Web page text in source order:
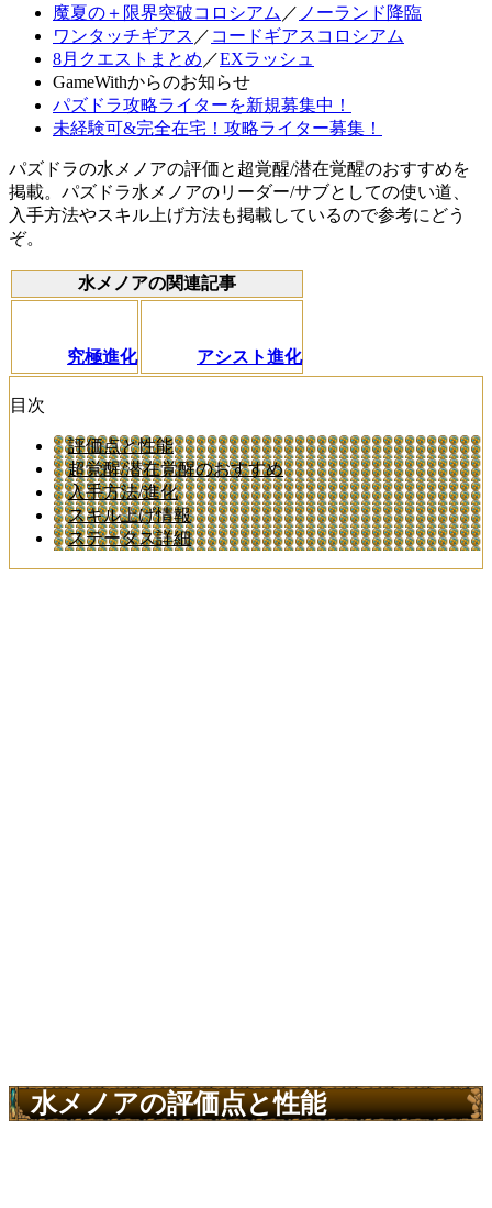
魔夏の＋限界突破コロシアム ／ ノーランド降臨
ワンタッチギアス ／ コードギアスコロシアム
8月クエストまとめ ／EXラッシュ
GameWithからのお知らせ
パズドラ攻略ライターを新規募集中！
未経験可&完全在宅！攻略ライター募集！
パズドラの水メノアの評価と超覚醒/潜在覚醒のおすすめを
掲載。パズドラ水メノアのリーダー/サブとしての使い道、
入手方法やスキル上げ方法も掲載しているので参考にどう
ぞ。
水メノアの関連記事
究極進化 アシスト進化
目次
評価点と性能
超覚醒/潜在覚醒のおすすめ
入手方法/進化
スキル上げ情報
ステータス詳細
水メノアの評価点と性能